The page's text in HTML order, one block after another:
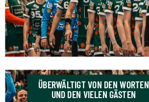
ÜBERWÄLTIGT VON DEN WORTEN
UND DEN VIELEN GÄSTEN